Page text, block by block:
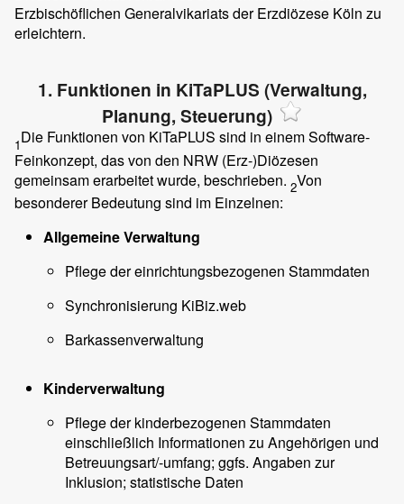
Erzbischöflichen Generalvikariats der Erzdiözese Köln zu
erleichtern.
1. Funktionen in KiTaPLUS (Verwaltung,
Planung, Steuerung)
1Die Funktionen von KiTaPLUS sind in einem Software-
Feinkonzept, das von den NRW (Erz-)Diözesen
gemeinsam erarbeitet wurde, beschrieben. 2Von
besonderer Bedeutung sind im Einzelnen:
Allgemeine Verwaltung
Pflege der einrichtungsbezogenen Stammdaten
Synchronisierung KiBiz.web
Barkassenverwaltung
Kinderverwaltung
Pflege der kinderbezogenen Stammdaten
einschließlich Informationen zu Angehörigen und
Betreuungsart/-umfang; ggfs. Angaben zur
Inklusion; statistische Daten